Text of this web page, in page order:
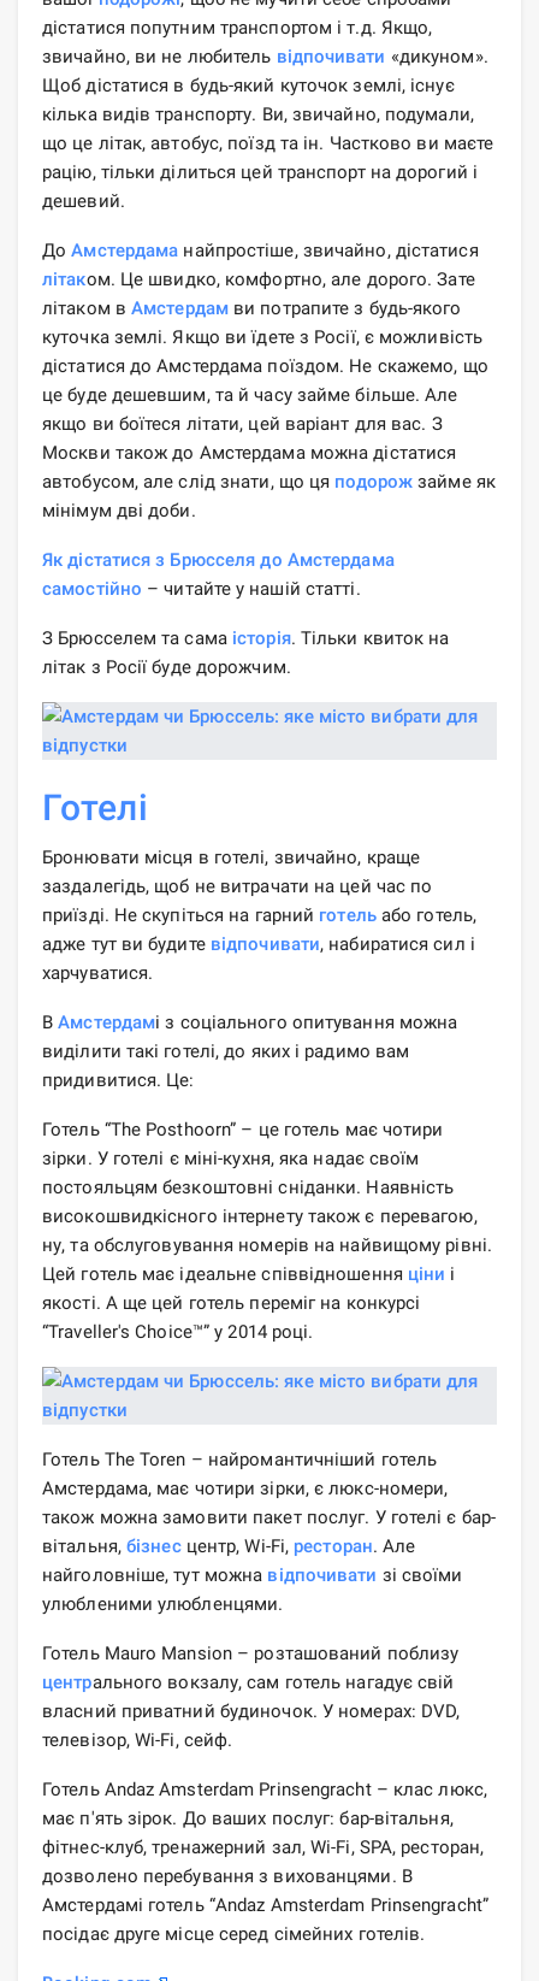
дістатися попутним транспортом і т.д. Якщо,
звичайно, ви не любитель відпочивати «дикуном».
Щоб дістатися в будь-який куточок землі, існує
кілька видів транспорту. Ви, звичайно, подумали,
що це літак, автобус, поїзд та ін. Частково ви маєте
рацію, тільки ділиться цей транспорт на дорогий і
дешевий.
ДоАмстердама найпростіше, звичайно, дістатися
літаком. Це швидко, комфортно, але дорого. Зате
літаком в Амстердамви потрапите з будь-якого
куточка землі. Якщо ви їдете з Росії, є можливість
дістатися до Амстердама поїздом. Не скажемо, що
це буде дешевшим, та й часу займе більше. Але
якщо ви боїтеся літати, цей варіант для вас. З
Москви також до Амстердама можна дістатися
автобусом, але слід знати, що ця подорож займе як
мінімум дві доби.
Як дістатися з Брюсселя до Амстердама
самостійно – читайте у нашій статті.
З Брюсселем та сама історія. Тільки квиток на
літак з Росії буде дорожчим.
Готелі
Бронювати місця в готелі, звичайно, краще
заздалегідь, щоб не витрачати на цей час по
приїзді. Не скупіться на гарний готельабо готель,
адже тут ви будите відпочивати, набиратися сил і
харчуватися.
ВАмстердамі з соціального опитування можна
виділити такі готелі, до яких і радимо вам
придивитися. Це:
Готель “The Posthoorn” – це готель має чотири
зірки. У готелі є міні-кухня, яка надає своїм
постояльцям безкоштовні сніданки. Наявність
високошвидкісного інтернету також є перевагою,
ну, та обслуговування номерів на найвищому рівні.
Цей готель має ідеальне співвідношення ціни і
якості. А ще цей готель переміг на конкурсі
“Traveller's Choice™” у 2014 році.
Готель The Toren – найромантичніший готель
Амстердама, має чотири зірки, є люкс-номери,
також можна замовити пакет послуг. У готелі є бар-
вітальня, бізнесцентр, Wi-Fi, ресторан. Але
найголовніше, тут можна відпочивати зі своїми
улюбленими улюбленцями.
Готель Mauro Mansion – розташований поблизу
центрального вокзалу, сам готель нагадує свій
власний приватний будиночок. У номерах: DVD,
телевізор, Wi-Fi, сейф.
Готель Andaz Amsterdam Prinsengracht – клас люкс,
має п'ять зірок. До ваших послуг: бар-вітальня,
фітнес-клуб, тренажерний зал, Wi-Fi, SPA, ресторан,
дозволено перебування з вихованцями. В
Амстердамі готель “Andaz Amsterdam Prinsengracht”
посідає друге місце серед сімейних готелів.